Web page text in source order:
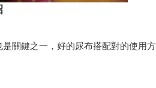
關鍵之一，好的尿布搭配對的使用